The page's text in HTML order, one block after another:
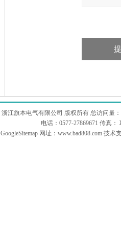
浙江旗本电气有限公司 版权所有 总访问量：
电话：0577-27869671 传真
GoogleSitemap 网址：www.bad808.com 技